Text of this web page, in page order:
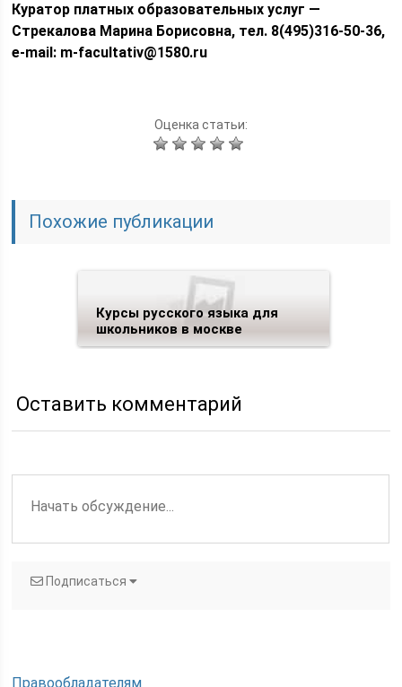
Куратор платных образовательных услуг —
Стрекалова Марина Борисовна, тел. 8(495)316-50-36,
e-mail: m-facultativ@1580.ru
Оценка статьи:
Похожие публикации
Курсы русского языка для
школьников в москве
Оставить комментарий
Подписаться
Правообладателям